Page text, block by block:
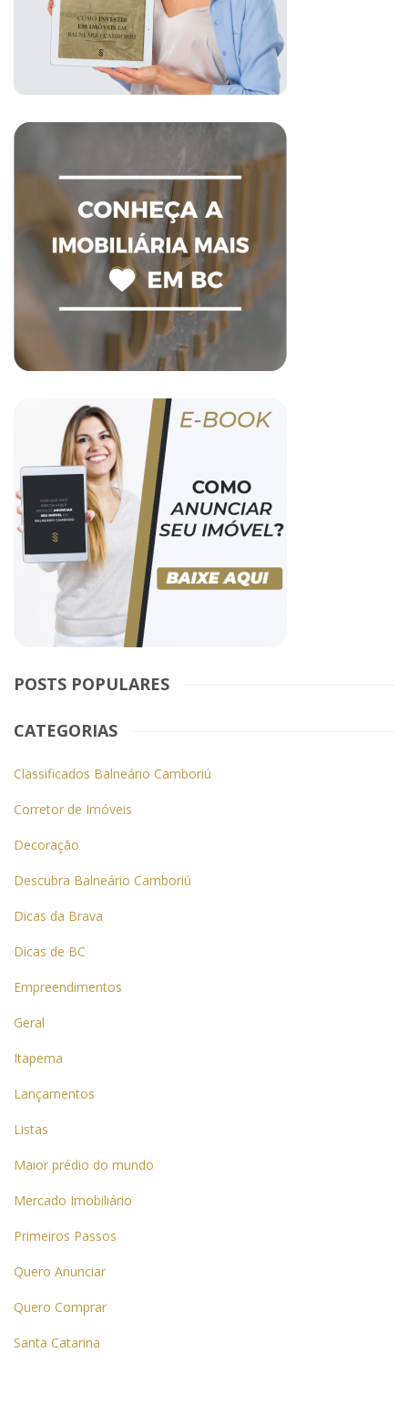
POSTS POPULARES
CATEGORIAS
Classificados Balneário Camboriú
Corretor de Imóveis
Decoração
Descubra Balneário Camboriú
Dicas da Brava
Dicas de BC
Empreendimentos
Geral
Itapema
Lançamentos
Listas
Maior prédio do mundo
Mercado Imobiliário
Primeiros Passos
Quero Anunciar
Quero Comprar
Santa Catarina